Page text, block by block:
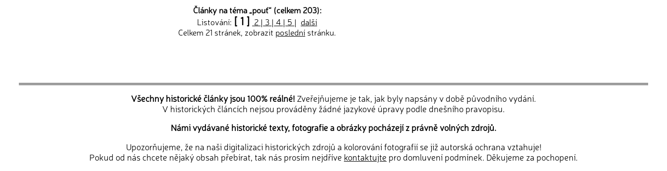
Články na téma „pouť“ (celkem 203):
Listování: [ 1 ] 2 | 3 | 4 | 5 | další
Celkem 21 stránek, zobrazit poslední stránku.
Všechny historické články jsou 100% reálné! Zveřejňujeme je tak, jak byly napsány v době původního vydání.
V historických článcích nejsou prováděny žádné jazykové úpravy podle dnešního pravopisu.
Námi vydávané historické texty, fotografie a obrázky pocházejí z právně volných zdrojů.
Upozorňujeme, že na naši digitalizaci historických zdrojů a kolorování fotografií se již autorská ochrana vztahuje!
Pokud od nás chcete nějaký obsah přebírat, tak nás prosím nejdříve kontaktujte pro domluvení podmínek. Děkujeme za pochopení.